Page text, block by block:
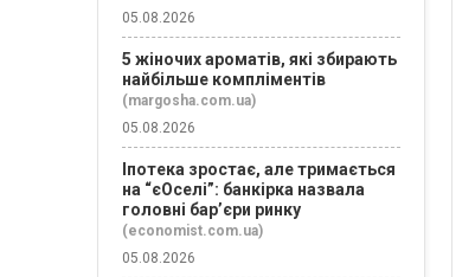
05.08.2026
5 жіночих ароматів, які збирають
найбільше компліментів
(margosha.com.ua)
05.08.2026
Іпотека зростає, але тримається
на “єОселі”: банкірка назвала
головні бар’єри ринку
(economist.com.ua)
05.08.2026